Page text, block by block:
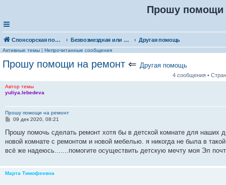
Прошу помощи
Спонсорская помощь. Выберите рубрику для объявления Безвозмездная или условно-безвозмездная помощь Другая помощь
Активные темы | Непрочитанные сообщения
Прошу помощи на ремонт ⇐ Другая помощь
4 сообщения •
Автор темы
yuliya.lebedeva
Прошу помощи на ремонт
С
о
щ
е
е
09 дек 2020, 08:21
Прошу помочь сделать ремонт хотя бы в детской комнате для наших
новой комнате с ремонтом и новой мебелью. я никогда не была в
всё же надеюсь.......помогите осуществить детскую мечту моя Эл
Марта Тимофеевна